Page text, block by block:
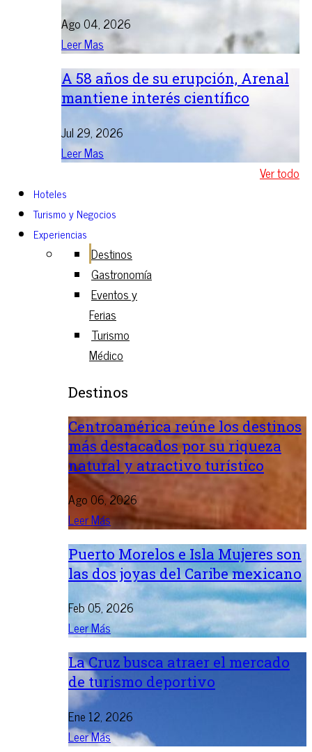
Ago 04, 2026
Leer Mas
A 58 años de su erupción, Arenal
mantiene interés científico
Jul 29, 2026
Leer Mas
Ver todo
Hoteles
Turismo y Negocios
Experiencias
Destinos
Gastronomía
Eventos y
Ferias
Turismo
Médico
Destinos
Centroamérica reúne los destinos
más destacados por su riqueza
natural y atractivo turístico
Ago 06, 2026
Leer Más
Puerto Morelos e Isla Mujeres son
las dos joyas del Caribe mexicano
Feb 05, 2026
Leer Más
La Cruz busca atraer el mercado
de turismo deportivo
Ene 12, 2026
Leer Más